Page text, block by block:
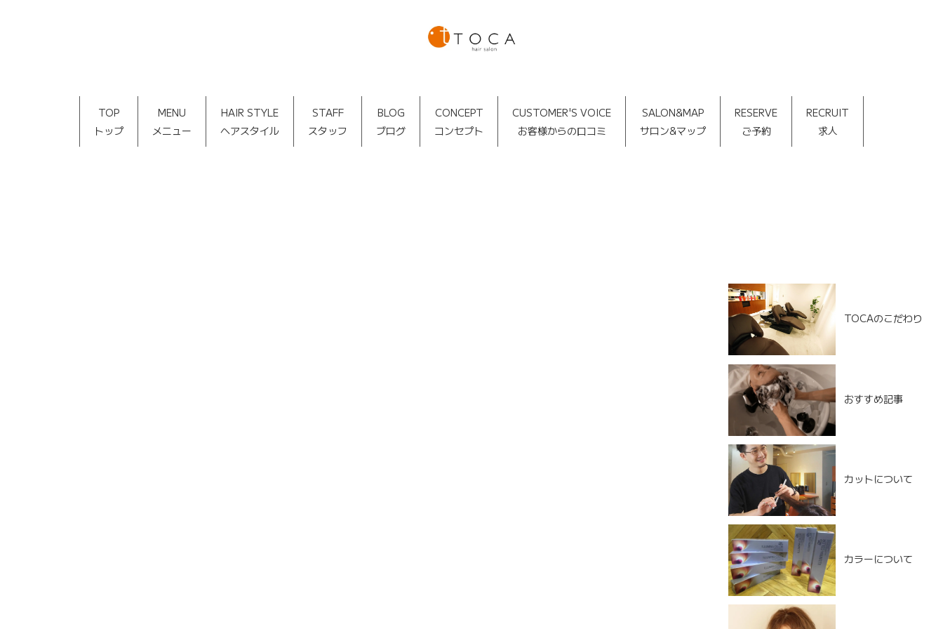
TOP
トップ
MENU
メニュー
HAIR STYLE
ヘアスタイル
STAFF
スタッフ
BLOG
ブログ
CONCEPT
コンセプト
CUSTOMER'S VOICE
お客様からの口コミ
SALON&MAP
サロン&マップ
RESERVE
ご予約
RECRUIT
求人
TOCAのこだわり
おすすめ記事
カットについて
カラーについて